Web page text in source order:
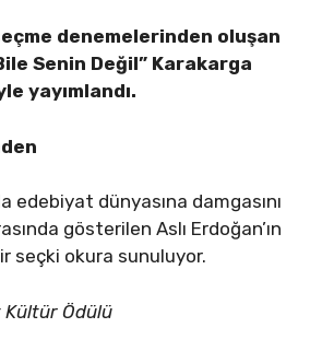
denemelerinden oluşan
Senin Değil” Karakarga
yayımlandı.
edebiyat dünyasına damgasını
gösterilen Aslı Erdoğan’ın
seçki okura sunuluyor.
Ödülü